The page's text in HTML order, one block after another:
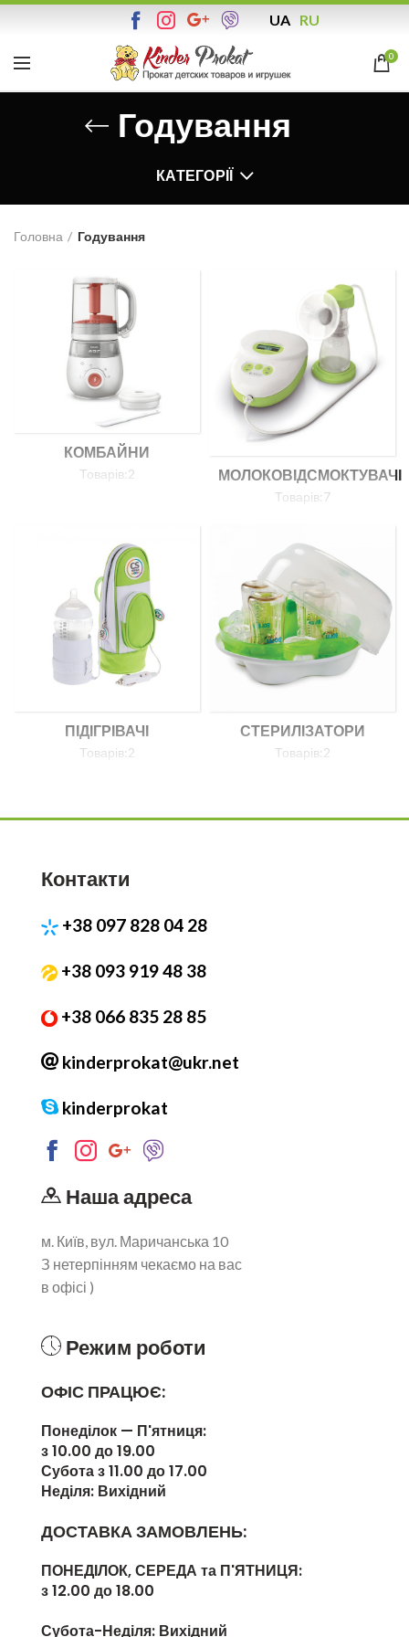
UA RU
0
Годування
КАТЕГОРІЇ
Головна Годування
КОМБАЙНИ
Товарів:2 МОЛОКОВІДСМОКТУВАЧІ
Товарів:7
ПІДІГРІВАЧІ
Товарів:2
СТЕРИЛІЗАТОРИ
Товарів:2
Контакти
+38 097 828 04 28
+38 093 919 48 38
+38 066 835 28 85
kinderprokat@ukr.net
kinderprokat
Наша адреса
м. Київ, вул. Маричанська 10
З нетерпінням чекаємо на вас
в офісі )
Режим роботи
ОФІС ПРАЦЮЄ:
Понеділок — П'ятниця:
з 10.00 до 19.00
Субота з 11.00 до 17.00
Неділя: Вихідний
ДОСТАВКА ЗАМОВЛЕНЬ:
ПОНЕДІЛОК, СЕРЕДА та П'ЯТНИЦЯ:
з 12.00 до 18.00
Субота-Неділя: Вихідний